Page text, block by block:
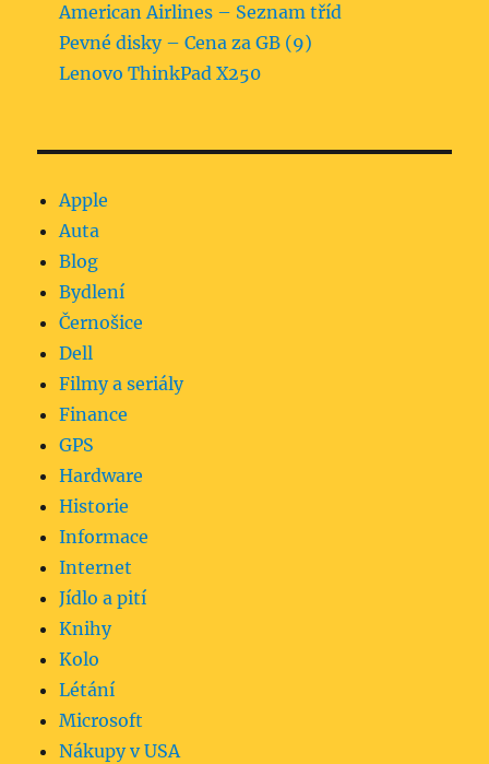
American Airlines – Seznam tříd
Pevné disky – Cena za GB (9)
Lenovo ThinkPad X250
Apple
Auta
Blog
Bydlení
Černošice
Dell
Filmy a seriály
Finance
GPS
Hardware
Historie
Informace
Internet
Jídlo a pití
Knihy
Kolo
Létání
Microsoft
Nákupy v USA